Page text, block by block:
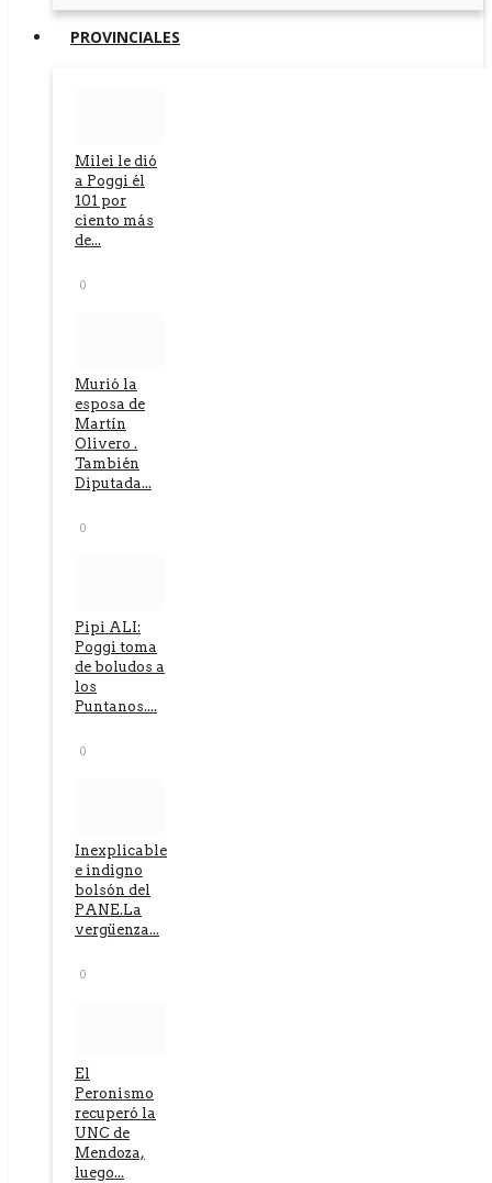
PROVINCIALES
Milei le dió
a Poggi él
101 por
ciento más
de...
0
Murió la
esposa de
Martín
Olivero .
También
Diputada...
0
Pipi ALI:
Poggi toma
de boludos a
los
Puntanos....
0
Inexplicable
e indigno
bolsón del
PANE.La
vergüenza...
0
El
Peronismo
recuperó la
UNC de
Mendoza,
luego...